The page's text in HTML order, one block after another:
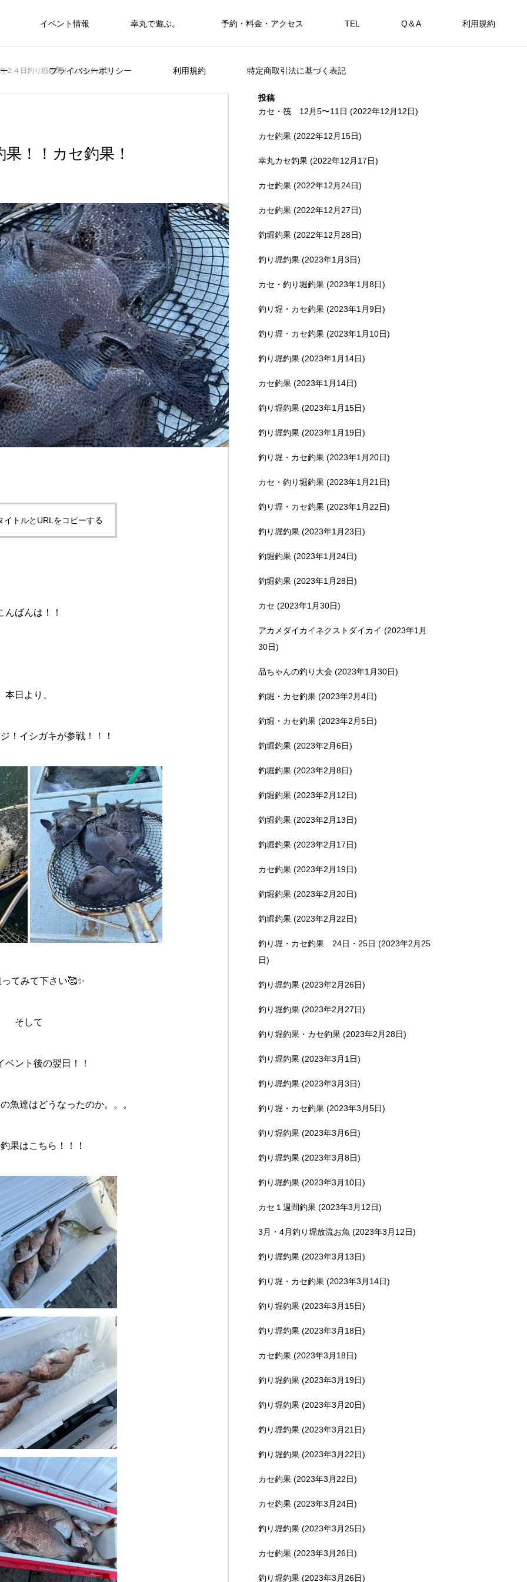
イベント情報 幸丸で遊ぶ。 予約・料金・アクセス TEL Q＆A 利用規約
プライバシーポリシー 利用規約 特定商取引法に基づく表記
筏・カセ
山に囲まれた浦ノ内湾 大自然の中釣り
に没頭できます。
SHOP
黒鯛を狙おう！
ヒラメを狙おう。
２４日釣り堀釣果！！カセ釣果！
！！カセ釣果！
イトルとURLをコピーする
んばんは！！
本日より、
！イシガキが参戦！！！
てみて下さい🥰✨
そして
ベント後の翌日！！
魚達はどうなったのか。。。
果はこちら！！！
投稿
カセ・筏 12月5〜11日 (2022年12月12日)
カセ釣果 (2022年12月15日)
幸丸カセ釣果 (2022年12月17日)
カセ釣果 (2022年12月24日)
カセ釣果 (2022年12月27日)
釣堀釣果 (2022年12月28日)
釣り堀釣果 (2023年1月3日)
カセ・釣り堀釣果 (2023年1月8日)
釣り堀・カセ釣果 (2023年1月9日)
釣り堀・カセ釣果 (2023年1月10日)
釣り堀釣果 (2023年1月14日)
カセ釣果 (2023年1月14日)
釣り堀釣果 (2023年1月15日)
釣り堀釣果 (2023年1月19日)
釣り堀・カセ釣果 (2023年1月20日)
カセ・釣り堀釣果 (2023年1月21日)
釣り堀・カセ釣果 (2023年1月22日)
釣り堀釣果 (2023年1月23日)
釣堀釣果 (2023年1月24日)
釣堀釣果 (2023年1月28日)
カセ (2023年1月30日)
アカメダイカイネクストダイカイ (2023年1月
30日)
品ちゃんの釣り大会 (2023年1月30日)
釣堀・カセ釣果 (2023年2月4日)
釣堀・カセ釣果 (2023年2月5日)
釣堀釣果 (2023年2月6日)
釣堀釣果 (2023年2月8日)
釣堀釣果 (2023年2月12日)
釣堀釣果 (2023年2月13日)
釣堀釣果 (2023年2月17日)
カセ釣果 (2023年2月19日)
釣堀釣果 (2023年2月20日)
釣堀釣果 (2023年2月22日)
釣り堀・カセ釣果 24日・25日 (2023年2月25
日)
釣り堀釣果 (2023年2月26日)
釣り堀釣果 (2023年2月27日)
釣り堀釣果・カセ釣果 (2023年2月28日)
釣り堀釣果 (2023年3月1日)
釣り堀釣果 (2023年3月3日)
釣り堀・カセ釣果 (2023年3月5日)
釣り堀釣果 (2023年3月6日)
釣り堀釣果 (2023年3月8日)
釣り堀釣果 (2023年3月10日)
カセ１週間釣果 (2023年3月12日)
3月・4月釣り堀放流お魚 (2023年3月12日)
釣り堀釣果 (2023年3月13日)
釣り堀・カセ釣果 (2023年3月14日)
釣り堀釣果 (2023年3月15日)
釣り堀釣果 (2023年3月18日)
カセ釣果 (2023年3月18日)
釣り堀釣果 (2023年3月19日)
釣り堀釣果 (2023年3月20日)
釣り堀釣果 (2023年3月21日)
釣り堀釣果 (2023年3月22日)
カセ釣果 (2023年3月22日)
カセ釣果 (2023年3月24日)
釣り堀釣果 (2023年3月25日)
カセ釣果 (2023年3月26日)
釣り堀釣果 (2023年3月26日)